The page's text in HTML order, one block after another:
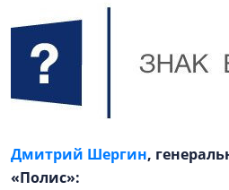
Дмитрий Шергин,
«Полис»: